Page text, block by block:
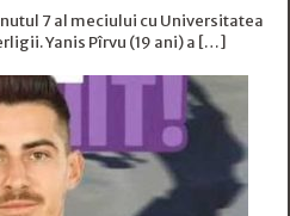
7 al meciului cu Universitatea
Yanis Pîrvu (19 ani) a […]